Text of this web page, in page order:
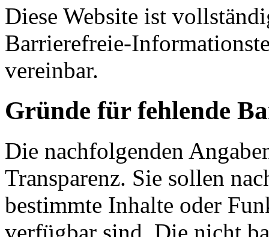
Diese Website ist
Barrierefreie-
vereinbar.
Gründe für fehlende
Die nachfolgenden
Transparenz. Sie sollen
bestimmte Inhalte oder
verfügbar sind. Die nicht